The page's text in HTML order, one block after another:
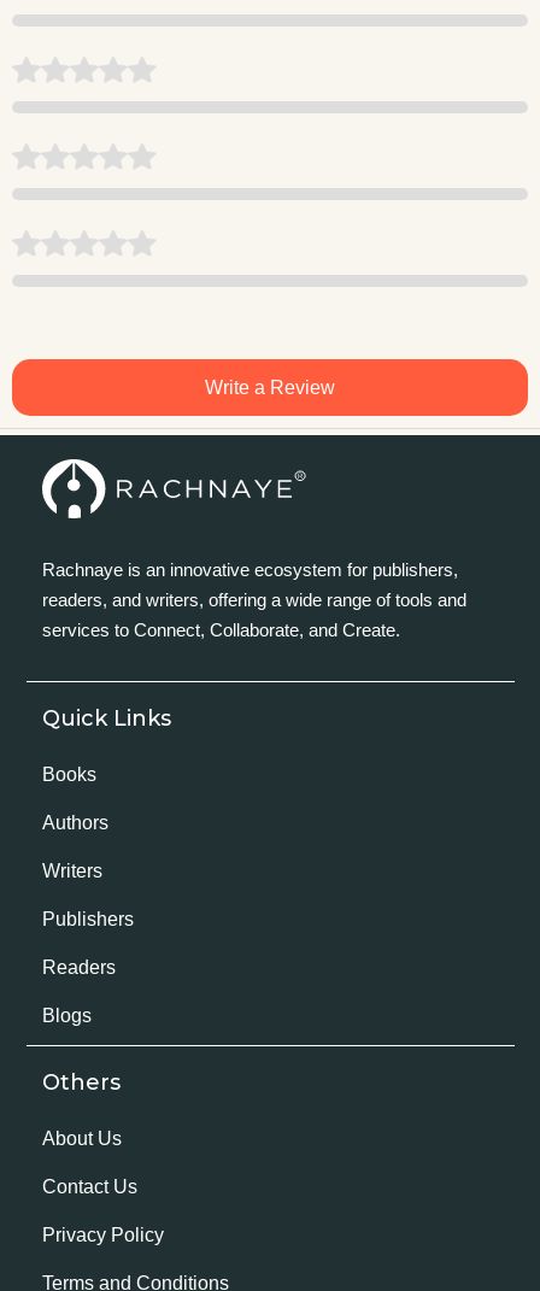
Write a Review
Rachnaye is an innovative ecosystem for publishers,
readers, and writers, offering a wide range of tools and
services to Connect, Collaborate, and Create.
Quick Links
Books
Authors
Writers
Publishers
Readers
Blogs
Others
About Us
Contact Us
Privacy Policy
Terms and Conditions